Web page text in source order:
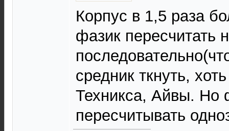
Корпус в 1,5 раза
фазик пересчитать
средник ткнуть,
Техникса, Айвы. Но
пересчитывать